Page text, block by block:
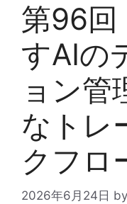
第96
すAIの
ョン管
なトレ
クフロ
2026年6月24日 by